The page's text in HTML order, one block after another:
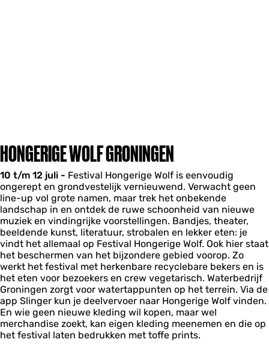
HONGERIGE WOLF GRONINGEN
10 t/m 12 juli - Festival Hongerige Wolf is eenvoudig
ongerept en grondvestelijk vernieuwend. Verwacht geen
line-up vol grote namen, maar trek het onbekende
landschap in en ontdek de ruwe schoonheid van nieuwe
muziek en vindingrijke voorstellingen. Bandjes, theater,
beeldende kunst, literatuur, strobalen en lekker eten: je
vindt het allemaal op Festival Hongerige Wolf. Ook hier staat
het beschermen van het bijzondere gebied voorop. Zo
werkt het festival met herkenbare recyclebare bekers en is
het eten voor bezoekers en crew vegetarisch. Waterbedrijf
Groningen zorgt voor watertappunten op het terrein. Via de
app Slinger kun je deelvervoer naar Hongerige Wolf vinden.
En wie geen nieuwe kleding wil kopen, maar wel
merchandise zoekt, kan eigen kleding meenemen en die op
het festival laten bedrukken met toffe prints.